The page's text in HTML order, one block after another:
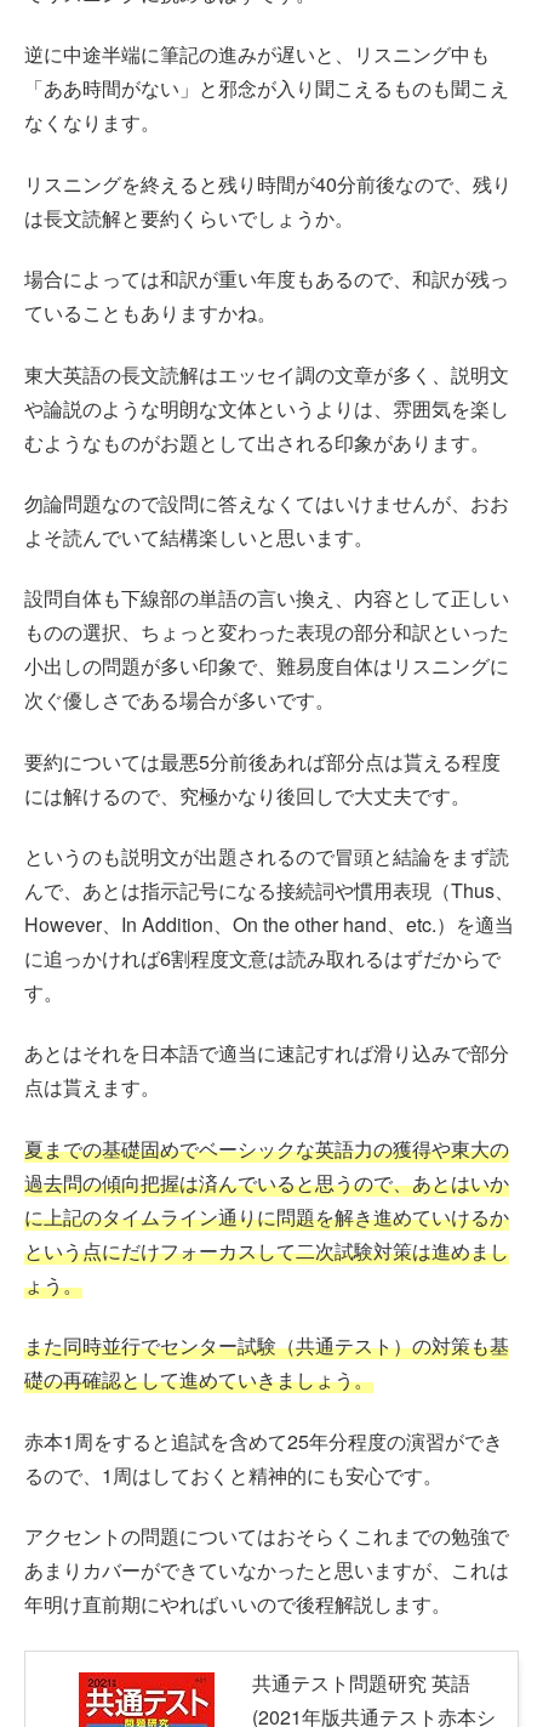
逆に中途半端に筆記の進みが遅いと、リスニング中も
「ああ時間がない」と邪念が入り聞こえるものも聞こえ
なくなります。
リスニングを終えると残り時間が40分前後なので、残り
は長文読解と要約くらいでしょうか。
場合によっては和訳が重い年度もあるので、和訳が残っ
ていることもありますかね。
東大英語の長文読解はエッセイ調の文章が多く、説明文
や論説のような明朗な文体というよりは、雰囲気を楽し
むようなものがお題として出される印象があります。
勿論問題なので設問に答えなくてはいけませんが、おお
よそ読んでいて結構楽しいと思います。
設問自体も下線部の単語の言い換え、内容として正しい
ものの選択、ちょっと変わった表現の部分和訳といった
小出しの問題が多い印象で、難易度自体はリスニングに
次ぐ優しさである場合が多いです。
要約については最悪5分前後あれば部分点は貰える程度
には解けるので、究極かなり後回しで大丈夫です。
というのも説明文が出題されるので冒頭と結論をまず読
んで、あとは指示記号になる接続詞や慣用表現（Thus、
However、In Addition、On the other hand、etc.）を適当
に追っかければ6割程度文意は読み取れるはずだからで
す。
あとはそれを日本語で適当に速記すれば滑り込みで部分
点は貰えます。
夏までの基礎固めでベーシックな英語力の獲得や東大の
過去問の傾向把握は済んでいると思うので、あとはいか
に上記のタイムライン通りに問題を解き進めていけるか
という点にだけフォーカスして二次試験対策は進めまし
ょう。
また同時並行でセンター試験（共通テスト）の対策も基
礎の再確認として進めていきましょう。
赤本1周をすると追試を含めて25年分程度の演習ができ
るので、1周はしておくと精神的にも安心です。
アクセントの問題についてはおそらくこれまでの勉強で
あまりカバーができていなかったと思いますが、これは
年明け直前期にやればいいので後程解説します。
共通テスト問題研究 英語
(2021年版共通テスト赤本シ